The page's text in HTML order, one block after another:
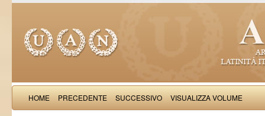
HOME PRECEDENTE SUCCESSIVO VISUALIZZA VOLUME